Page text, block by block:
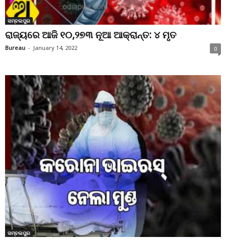
ସମ୍ବଲପୁର
ରାଜ୍ୟରେ ଆଜି ୧୦,୨୭୩ ନୂଆ ଆକ୍ରାନ୍ତ: ୪ ମୃତ
Bureau - January 14, 2022 0
ସମ୍ବଲପୁର